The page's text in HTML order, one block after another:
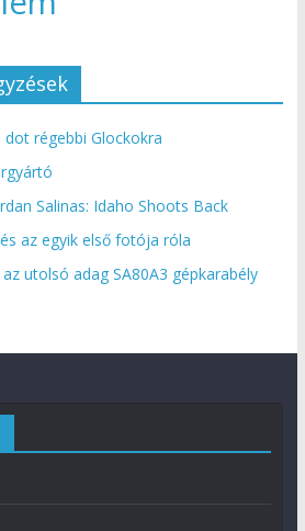
régebbi Glockokra
Salinas: Idaho Shoots Back
az egyik első fotója róla
utolsó adag SA80A3 gépkarabély